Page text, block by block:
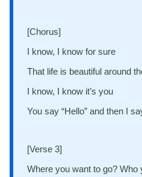
[Chorus]
I know, I know for sure
That life is beautiful around
I know, I know it’s you
You say “Hello” and then I
[Verse 3]
Where you want to go? Who